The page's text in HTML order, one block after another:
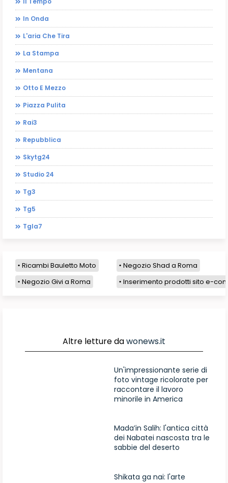
In Onda
L'aria Che Tira
La Stampa
Mentana
Otto E Mezzo
Piazza Pulita
Rai3
Repubblica
Skytg24
Studio 24
Tg3
Tg5
Tgla7
Ricambi Bauletto Moto
Negozio Shad a Roma
Negozio Givi a Roma
Inserimento prodotti sito e-
Altre letture dawonews.it
Un'impressionante serie di
foto vintage ricolorate per
raccontare il lavoro
minorile in America
Mada’in Salih: l'antica città
dei Nabatei nascosta tra le
sabbie del deserto
Shikata ga nai: l'arte